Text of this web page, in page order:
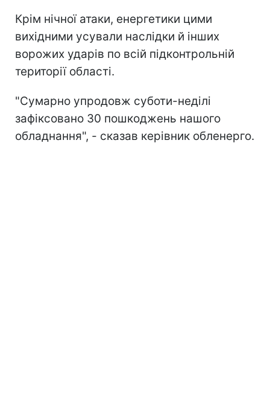
Крім нічної атаки, енергетики цими
вихідними усували наслідки й інших
ворожих ударів по всій підконтрольній
території області.
"Сумарно упродовж суботи-неділі
зафіксовано 30 пошкоджень нашого
обладнання", - сказав керівник обленерго.